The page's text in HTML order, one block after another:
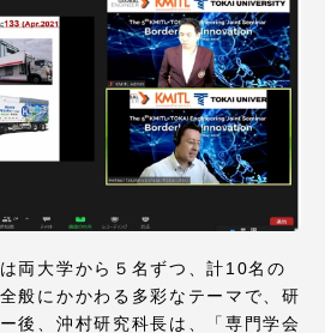
両大学から５名ずつ、計10名の
般にかかわる多彩なテーマで、研
後、沖村研究科長は、「専門学会
お問い合わせ
（TIPS） 本学教職員向け情報
中文